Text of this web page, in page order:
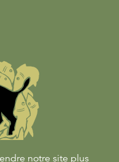
notre site plus